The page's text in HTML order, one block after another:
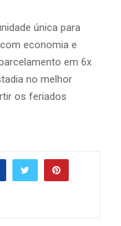
única para
economia e
em 6x
no melhor
os feriados